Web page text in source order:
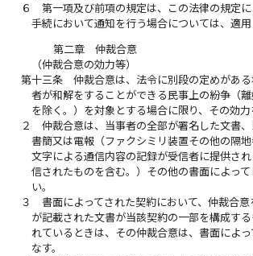
６
第一項及び前項の規定は、この法律の規定
手続において通知を行う場合については、適用
第二章 仲裁合意
（仲裁合意の効力等）
第十三条
仲裁合意は、法令に別段の定めがあ
者が和解をすることができる民事上の紛争（
を除く。）を対象とする場合に限り、その効力
２
仲裁合意は、当事者の全部が署名した文書
書簡又は電報（ファクシミリ装置その他の隔
文字による通信内容の記録が受信者に提供さ
信されたものを含む。）その他の書面によっ
い。
３
書面によってされた契約において、仲裁合
が記載された文書が当該契約の一部を構成す
れているときは、その仲裁合意は、書面によ
なす。